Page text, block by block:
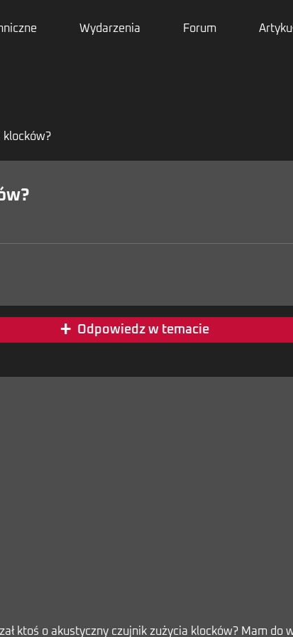
Wydarzenia Forum
klocków?
+ Odpowiedz w temacie
ktoś o akustyczny czujnik zużycia klocków? Mam do